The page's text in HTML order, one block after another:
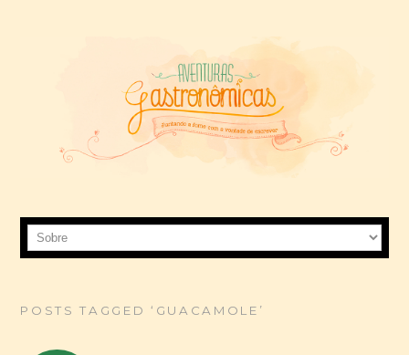
POSTS TAGGED ‘GUACAMOLE’